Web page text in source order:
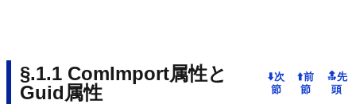
ComImport属性と
Guid属性